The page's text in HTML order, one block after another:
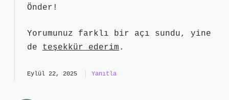
Önder!
Yorumunuz farklı bir açı sundu, yine
de teşekkür ederim .
Eylül 22, 2025 Yanıtla